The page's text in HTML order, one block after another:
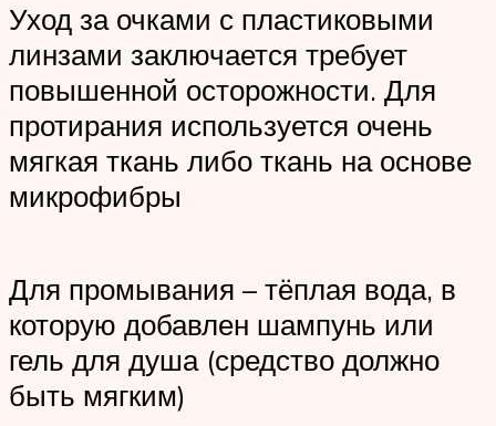
Уход за очками с пластиковыми
линзами заключается требует
повышенной осторожности. Для
протирания используется очень
мягкая ткань либо ткань на основе
микрофибры
Для промывания – тёплая вода, в
которую добавлен шампунь или
гель для душа (средство должно
быть мягким)